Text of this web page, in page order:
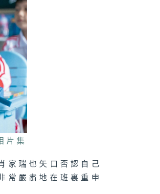
片集
家瑞也矢口否認自己
常嚴肅地在班裏重申